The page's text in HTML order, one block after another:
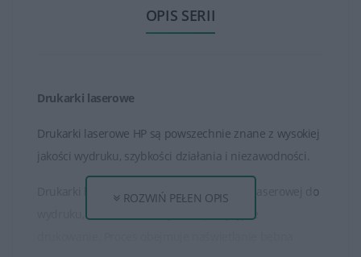
OPIS SERII
Drukarki laserowe
Drukarki laserowe HP są powszechnie znane z wysokiej
jakości wydruku, szybkości działania i niezawodności.
Drukarki laserowe HP używają technologii laserowej do
ROZWIŃ PEŁEN OPIS